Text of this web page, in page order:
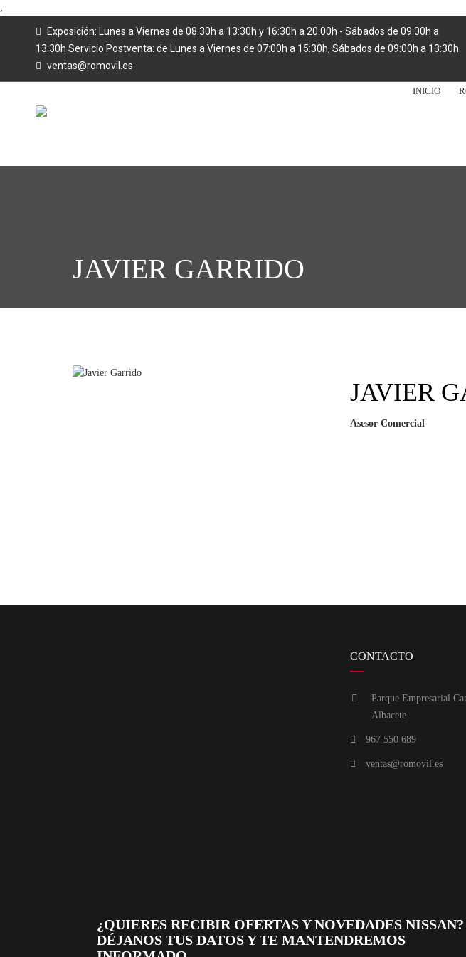
;
Exposición: Lunes a Viernes de 08:30h a 13:30h y 16:30h a 20:00h - Sábados de 09:00h a
13:30h Servicio Postventa: de Lunes a Viernes de 07:00h a 15:30h, Sábados de 09:00h a 13:30h
ventas@romovil.es
INICIO
JAVIER GARRIDO
JAVIER
Asesor Comercial
CONTACTO
Parque Empresarial
Albacete
967 550 689
ventas@romovil.es
¿QUIERES RECIBIR OFERTAS Y NOVEDADES NISSAN?
DÉJANOS TUS DATOS Y TE MANTENDREMOS